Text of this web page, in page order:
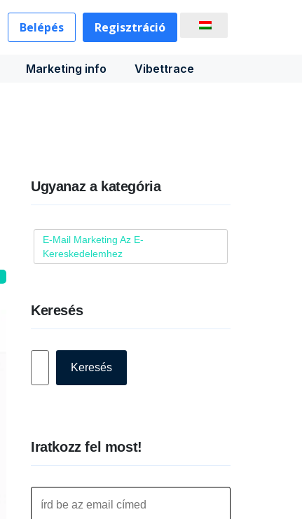
Belépés Regisztráció
Marketing info Vibettrace
Ugyanaz a kategória
E-Mail Marketing Az E-
Kereskedelemhez
Keresés
Keresés
Iratkozz fel most!